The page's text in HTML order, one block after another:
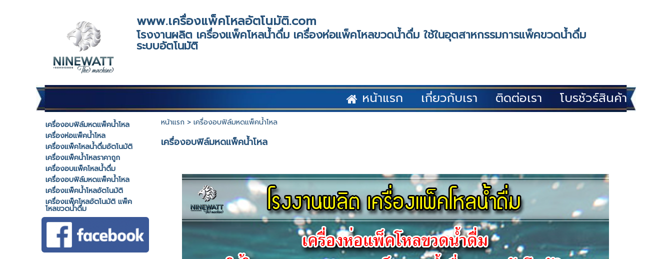
www.เครื่องแพ็คโหลอัตโนมัติ.com
โรงงานผลิต เครื่องแพ็คโหลน้ำดื่ม เครื่องห่อแพ็คโหลขวดน้ำดื่ม ใช้ในอุตสาหกรรมการแพ็คขวดน้ำดื่ม
ระบบอัตโนมัติ
หน้าแรก เกี่ยวกับเรา ติดต่อเรา โบรชัวร์สินค้า
เครื่องอบฟิล์มหดแพ็คน้ำโหล
เครื่องห่อแพ็คน้ำโหล
เครื่องแพ็คโหลน้ำดื่มอัตโนมัติ
เครื่องแพ็คน้ำโหลราคาถูก
เครื่องอบแพ็คโหลน้ำดื่ม
เครื่องอบฟิล์มหดแพ็คน้ำโหล
เครื่องแพ็คน้ำโหลอัตโนมัติ
เครื่องแพ็คโหลอัตโนมัติ แพ็ค
โหลขวดน้ำดื่ม
หน้าแรก> เครื่องอบฟิล์มหดแพ็คน้ำโหล
เครื่องอบฟิล์มหดแพ็คน้ำโหล